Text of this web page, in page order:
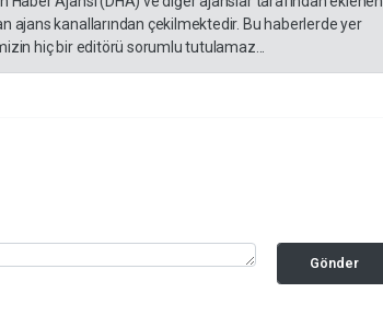
kanallarından çekilmektedir. Bu haberlerde yer
hiç bir editörü sorumlu tutulamaz...
Gönder